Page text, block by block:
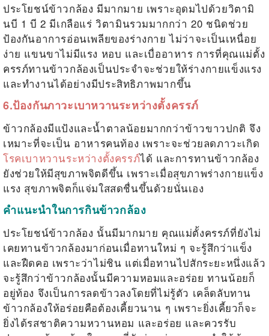
ประโยชน์ข้าวกล้อง มีมากมาย เพราะอุดมไปด้วยวิตามิ
นบี 1 บี 2 มีเกลือแร่ วิตามินรวมมากกว่า 20 ชนิดช่วย
ป้องกันอาการอ่อนเพลียของร่างกาย ไม่ว่าจะเป็นเหนื่อย
ง่าย แขนขาไม่มีแรง หอบ และเบื่ออาหาร การที่คุณแม่ตั้ง
ครรภ์ทานข้าวกล้องเป็นประจำจะช่วยให้ร่างกายแข็งแรง
และทำงานได้อย่างมีประสิทธิภาพมากขึ้น
6.ป้องกันภาวะเบาหวานระหว่างตั้งครรภ์
ข้าวกล้องมีแป้งและน้ำตาลน้อยมากกว่าข้าวขาวปกติ จึง
เหมาะที่จะเป็น อาหารคนท้อง เพราะจะช่วยลดภาวะเกิด
โรคเบาหวานระหว่างตั้งครรภ์ได้ และการทานข้าวกล้อง
ยังช่วยให้มีสุขภาพจิตดีขึ้น เพราะเมื่อสุขภาพร่างกายแข็ง
แรง สุขภาพจิตก็แจ่มใสสดชื่นขึ้นด้วยนั่นเอง
คำแนะนำในการกินข้าวกล้อง
ประโยชน์ข้าวกล้อง นั้นมีมากมาย คุณแม่ตั้งครรภ์ที่ยังไม่
เคยทานข้าวกล้องมาก่อนเมื่อทานใหม่ ๆ จะรู้สึกว่าแข็ง
และฝืดคอ เพราะว่าไม่ชิน แต่เมื่อทานไปสักระยะหนึ่งแล้ว
จะรู้สึกว่าข้าวกล้องนั้นมีความหอมและอร่อย ทานน้อยก็
อยู่ท้อง จึงเป็นการลดข้าวลงโดยที่ไม่รู้ตัว เคล็ดลับทาน
ข้าวกล้องให้อร่อยคือต้องเคี้ยวนาน ๆ เพราะยิ่งเคี้ยวก็จะ
ยิ่งได้รสชาติความหวานหอม และอร่อย และควรรับ